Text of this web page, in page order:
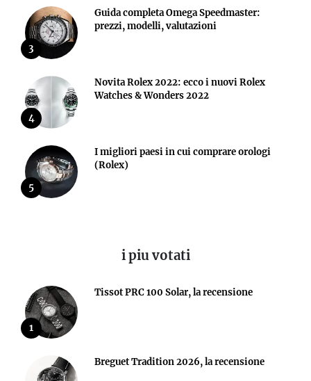
3
Guida completa Omega Speedmaster:
prezzi, modelli, valutazioni
4
Novita Rolex 2022: ecco i nuovi Rolex
Watches & Wonders 2022
5
I migliori paesi in cui comprare orologi
(Rolex)
i piu votati
1
Tissot PRC 100 Solar, la recensione
Breguet Tradition 2026, la recensione